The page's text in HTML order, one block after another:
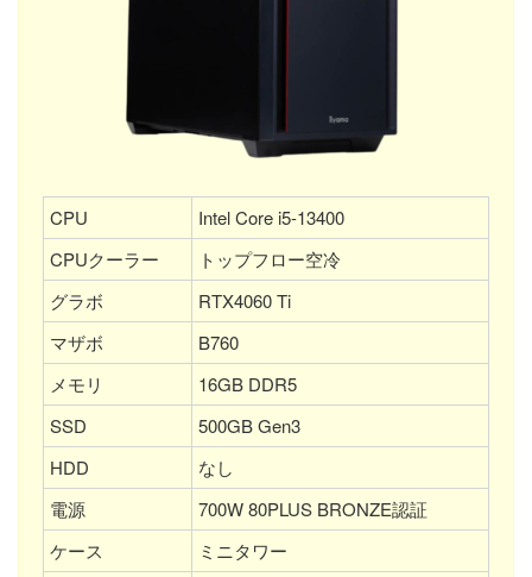
CPU
Intel Core i5-13400
CPUクーラー
トップフロー空冷
グラボ
RTX4060 Ti
マザボ
B760
メモリ
16GB DDR5
SSD
500GB Gen3
HDD
なし
電源
700W 80PLUS BRONZE認証
ケース
ミニタワー